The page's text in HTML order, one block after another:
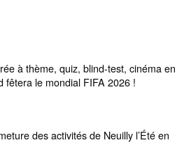
à thème, quiz, blind-test, cinéma en
fêtera le mondial FIFA 2026 !
des activités de Neuilly l’Été en